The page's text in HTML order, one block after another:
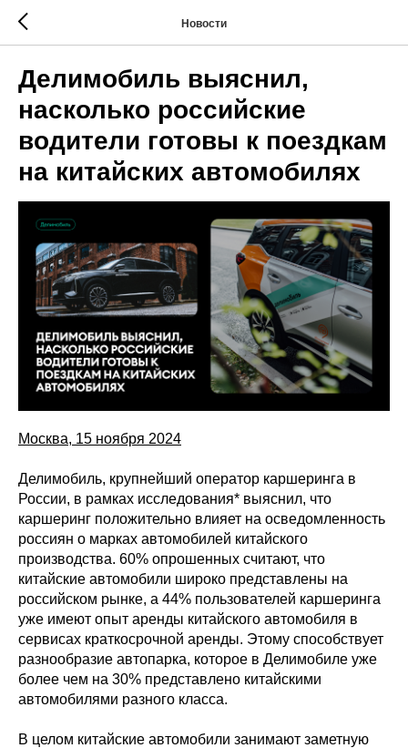
Новости
Делимобиль выяснил,
насколько российские
водители готовы к поездкам
на китайских автомобилях
Москва, 15 ноября 2024
Делимобиль, крупнейший оператор каршеринга в
России, в рамках исследования* выяснил, что
каршеринг положительно влияет на осведомленность
россиян о марках автомобилей китайского
производства. 60% опрошенных считают, что
китайские автомобили широко представлены на
российском рынке, а 44% пользователей каршеринга
уже имеют опыт аренды китайского автомобиля в
сервисах краткосрочной аренды. Этому способствует
разнообразие автопарка, которое в Делимобиле уже
более чем на 30% представлено китайскими
автомобилями разного класса.
В целом китайские автомобили занимают заметную